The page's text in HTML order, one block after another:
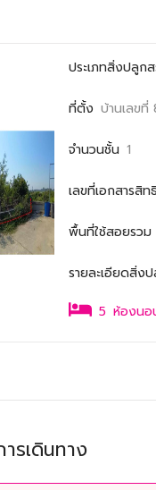
ประเภทสิ่งปลูก
ที่ตั้ง บ้านเลข
จำนวนชั้น 1
เลขที่เอกสารสิทธิ
พื้นที่ใช้สอยรวม
รายละเอียดสิ่ง
5 ห้องนอ
รเดินทาง